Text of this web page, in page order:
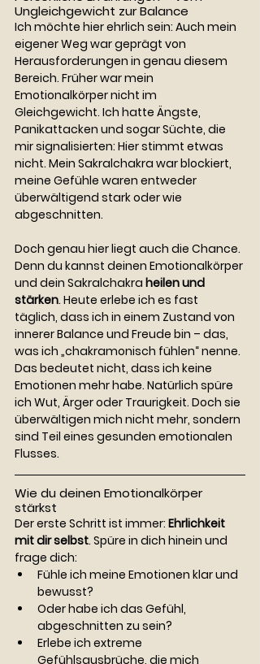
Ungleichgewicht zur Balance
Ich möchte hier ehrlich sein: Auch mein
eigener Weg war geprägt von
Herausforderungen in genau diesem
Bereich. Früher war mein
Emotionalkörper nicht im
Gleichgewicht. Ich hatte Ängste,
Panikattacken und sogar Süchte, die
mir signalisierten: Hier stimmt etwas
nicht. Mein Sakralchakra war blockiert,
meine Gefühle waren entweder
überwältigend stark oder wie
abgeschnitten.
Doch genau hier liegt auch die Chance.
Denn du kannst deinen Emotionalkörper
und dein Sakralchakra heilen und
stärken. Heute erlebe ich es fast
täglich, dass ich in einem Zustand von
innerer Balance und Freude bin – das,
was ich „chakramonisch fühlen“ nenne.
Das bedeutet nicht, dass ich keine
Emotionen mehr habe. Natürlich spüre
ich Wut, Ärger oder Traurigkeit. Doch sie
überwältigen mich nicht mehr, sondern
sind Teil eines gesunden emotionalen
Flusses.
Wie du deinen Emotionalkörper
stärkst
Der erste Schritt ist immer: Ehrlichkeit
mit dir selbst. Spüre in dich hinein und
frage dich:
Fühle ich meine Emotionen klar und
bewusst?
Oder habe ich das Gefühl,
abgeschnitten zu sein?
Erlebe ich extreme
Gefühlsausbrüche, die mich